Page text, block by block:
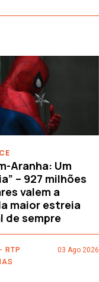
Aranha: Um
– 927 milhões
valem a
maior estreia
de sempre
RTP
03 Ago 2026